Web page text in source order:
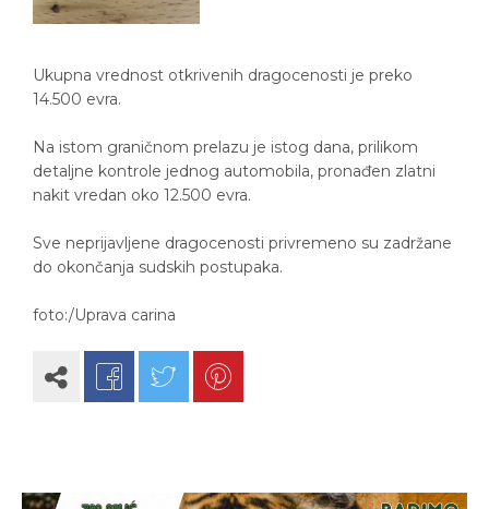
Ukupna vrednost otkrivenih dragocenosti je preko
14.500 evra.
Na istom graničnom prelazu je istog dana, prilikom
detaljne kontrole jednog automobila, pronađen zlatni
nakit vredan oko 12.500 evra.
Sve neprijavljene dragocenosti privremeno su zadržane
do okončanja sudskih postupaka.
foto:/Uprava carina